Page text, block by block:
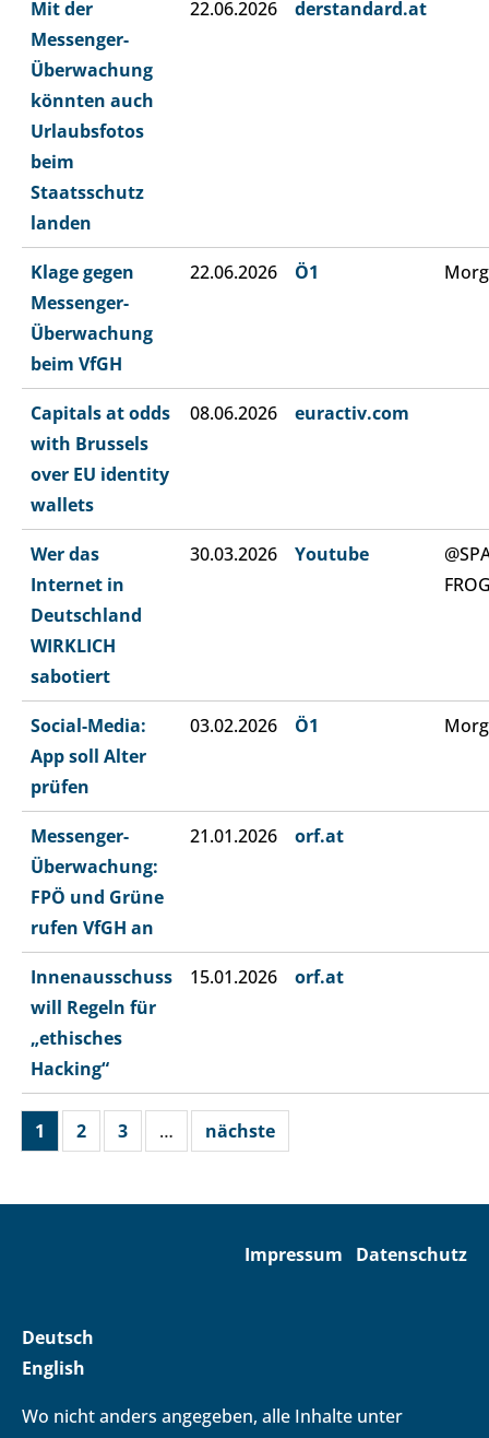
Mit der
Messenger-
Überwachung
könnten auch
Urlaubsfotos
beim
Staatsschutz
landen
22.06.2026 derstandard.at
Klage gegen
Messenger-
Überwachung
beim VfGH
22.06.2026 Ö1
Capitals at odds
with Brussels
over EU identity
wallets
08.06.2026 euractiv.com
Wer das
Internet in
Deutschland
WIRKLICH
sabotiert
30.03.2026 Youtube
Social-Media:
App soll Alter
prüfen
03.02.2026 Ö1
Messenger-
Überwachung:
FPÖ und Grüne
rufen VfGH an
21.01.2026 orf.at
Innenausschuss
will Regeln für
„ethisches
Hacking“
15.01.2026 orf.at
1 2 3 … nächste
Impressum Datenschutz
Deutsch
English
Wo nicht anders angegeben, alle Inhalte unter